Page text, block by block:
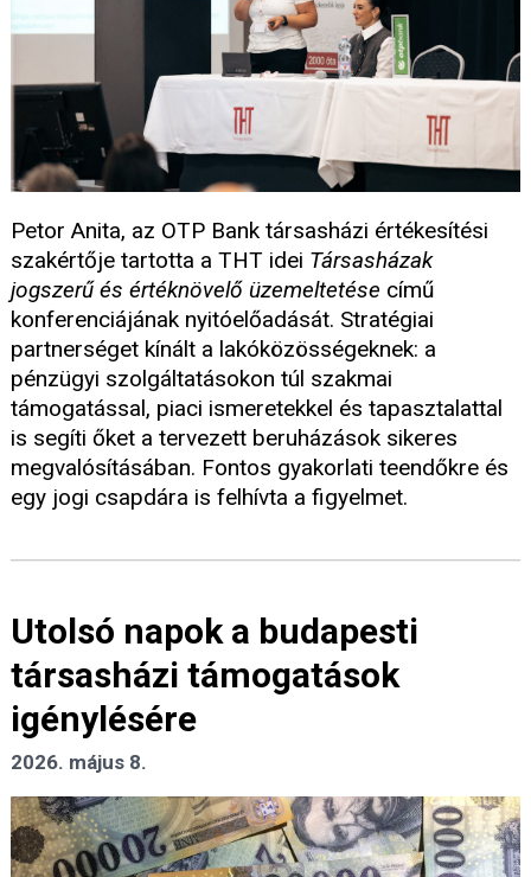
Petor Anita, az OTP Bank társasházi értékesítési
szakértője tartotta a THT idei Társasházak
jogszerű és értéknövelő üzemeltetése című
konferenciájának nyitóelőadását. Stratégiai
partnerséget kínált a lakóközösségeknek: a
pénzügyi szolgáltatásokon túl szakmai
támogatással, piaci ismeretekkel és tapasztalattal
is segíti őket a tervezett beruházások sikeres
megvalósításában. Fontos gyakorlati teendőkre és
egy jogi csapdára is felhívta a figyelmet.
Utolsó napok a budapesti
társasházi támogatások
igénylésére
2026. május 8.